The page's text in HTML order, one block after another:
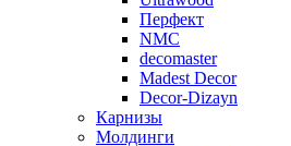
Перфект
NMC
decomaster
Madest Decor
Decor-Dizayn
Карнизы
Молдинги